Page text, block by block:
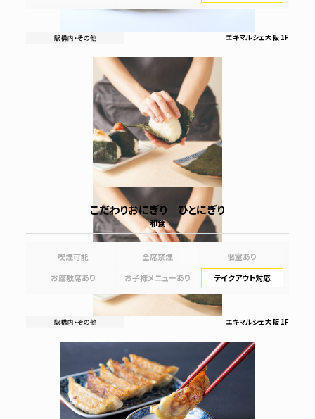
エキマルシェ大阪 1F
こだわりおにぎり ひとにぎり
和食
喫煙可能 全席禁煙
個室あり
お座敷席あり
お子様メニューあり テイクアウト対応
エキマルシェ大阪 1F